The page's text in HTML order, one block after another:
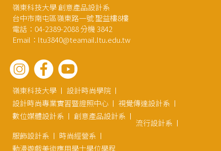
嶺東科技大學 創意產品設計系
台中市南屯區嶺東路一號 聖益樓8樓
電話：04-2389-2088 分機 3842
Email：ltu3840@teamail.ltu.edu.tw
嶺東科技大學
設計時尚學院
設計時尚專業實習暨證照中心
視覺傳達設計系
數位媒體設計系
創意產品設計系
流行設計系
服飾設計系
時尚經營系
動漫遊戲美術應用學士學位學程